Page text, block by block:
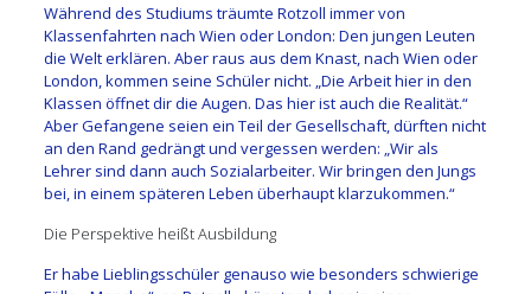
Während des Studiums träumte Rotzoll immer von
Klassenfahrten nach Wien oder London: Den jungen Leuten
die Welt erklären. Aber raus aus dem Knast, nach Wien oder
London, kommen seine Schüler nicht. „Die Arbeit hier in den
Klassen öffnet dir die Augen. Das hier ist auch die Realität.“
Aber Gefangene seien ein Teil der Gesellschaft, dürften nicht
an den Rand gedrängt und vergessen werden: „Wir als
Lehrer sind dann auch Sozialarbeiter. Wir bringen den Jungs
bei, in einem späteren Leben überhaupt klarzukommen.“
Die Perspektive heißt Ausbildung
Er habe Lieblingsschüler genauso wie besonders schwierige